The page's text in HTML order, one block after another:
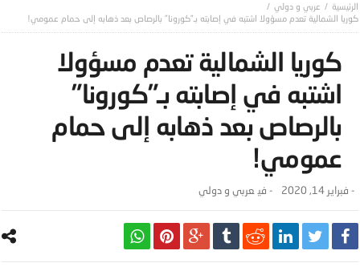
عربي و دولي
كوريا الشمالية تعدم مسؤولا اشتبه في إصابته بـ”كورونا” بالرصاص بعد ذهابه إلى حمام عمومي!
كوريا الشمالية تعدم مسؤولا
اشتبه في إصابته بـ”كورونا”
بالرصاص بعد ذهابه إلى حمام
عمومي!
- فبراير 14, 2020 - ‎في عربي و دولي